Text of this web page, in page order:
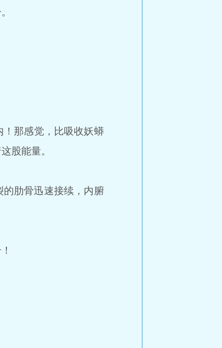
那感觉，比吸收妖蟒
股能量。
肋骨迅速接续，内腑